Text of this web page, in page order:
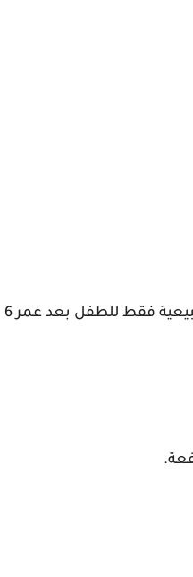
فقط للطفل بعد عمر 6 أشهر.